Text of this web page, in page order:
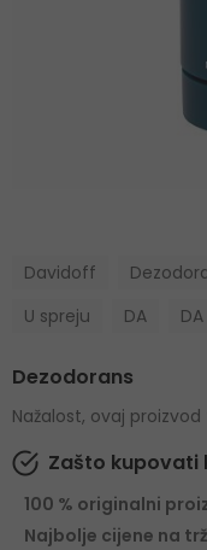
Davidoff
U spreju
DA DA
Dezodorans
Nažalost, ovaj
Zašto kupovati
100 % originalni
Najbolje cijene na